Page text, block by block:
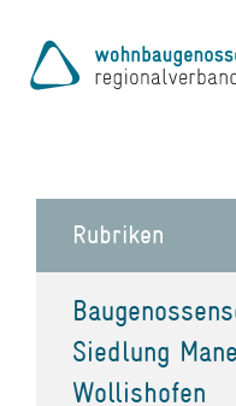
Rubriken
Siedlung
Wollishofen